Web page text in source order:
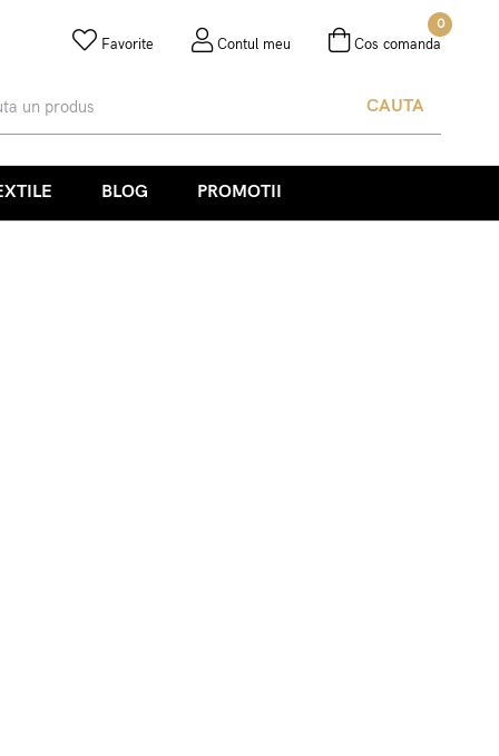
Favorite Contul meu
0
Cos comanda
CAUTA
BLOG PROMOTII